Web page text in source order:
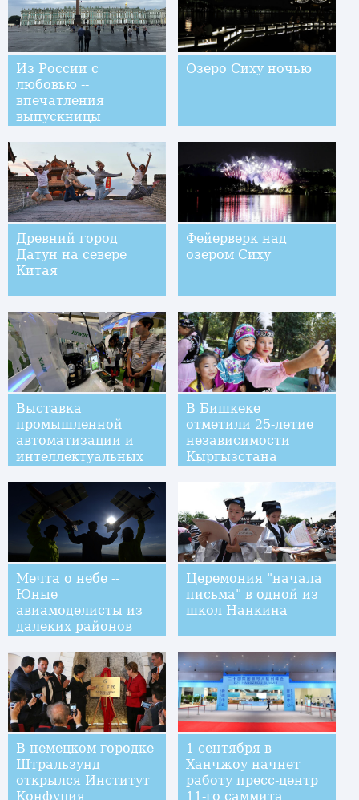
Из России с
любовью --
впечатления
выпускницы
от поездки в Москву
и Санкт-Петербург
Озеро Сиху ночью
Древний город
Датун на севере
Китая
Фейерверк над
озером Сиху
Выставка
промышленной
автоматизации и
интеллектуальных
производства в
Тайбэе
В Бишкеке
отметили 25-летие
независимости
Кыргызстана
Мечта о небе --
Юные
авиамоделисты из
далеких районов
Церемония "начала
письма" в одной из
школ Нанкина
В немецком городке
Штральзунд
открылся Институт
Конфуция
1 сентября в
Ханчжоу начнет
работу пресс-центр
11-го саммита